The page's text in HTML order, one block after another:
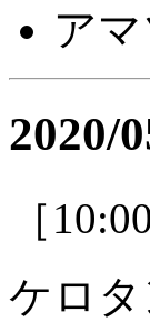
ア
2020/
［
ケロ